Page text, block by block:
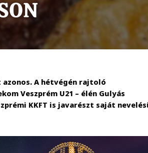
A hétvégén rajtoló
Veszprém U21 – élén Gulyás
KKFT is javarészt saját